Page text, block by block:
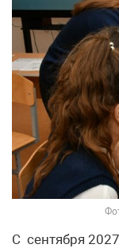
С сентября